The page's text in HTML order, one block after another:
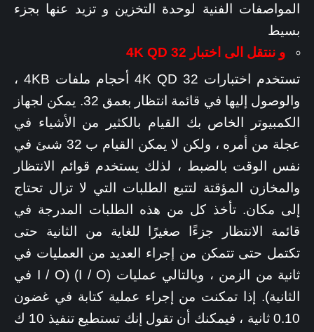
المواصفات الفنية لوحدة التخزين و تزيد عنها بجزء
بسيط
و ننتقل الى اختبار 4K QD 32
تستخدم اختبارات 4K QD 32 أحجام ملفات 4KB ،
والوصول إليها في قائمة انتظار بعمق 32. يمكن لجهاز
الكمبيوتر الخاص بك القيام بالكثير من الأشياء في
عجلة من أمره ، ولكن لا يمكن القيام ب 32 شىئ في
نفس الوقت بالضبط ، لذلك يستخدم قوائم الانتظار
والمخازن المؤقتة لتتبع الطلبات التي لا تزال تحتاج
إلى مكان. تأخذ كل من هذه الطلبات المدرجة في
قائمة الانتظار جزءًا صغيرًا للغاية من الثانية حتى
تكتمل حتى تتمكن من إجراء العديد من العمليات في
ثانية من الزمن ، وبالتالي عمليات (I / O) (I / O في
الثانية). إذا تمكنت من إجراء عملية كتابة في غضون
0.10 ثانية ، فيمكنك أن تقول إنك تستطيع تنفيذ 10 ك